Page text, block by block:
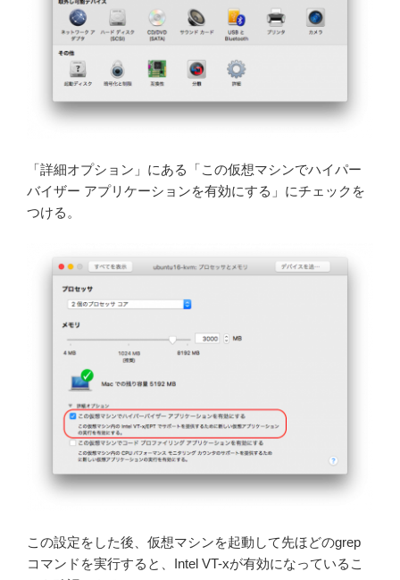
「詳細オプション」にある「この仮想マシンでハイパー
バイザー アプリケーションを有効にする」にチェックを
つける。
この設定をした後、仮想マシンを起動して先ほどのgrep
コマンドを実行すると、Intel VT-xが有効になっているこ